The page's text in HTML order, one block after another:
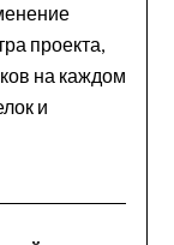
проекта,
на каждом
и